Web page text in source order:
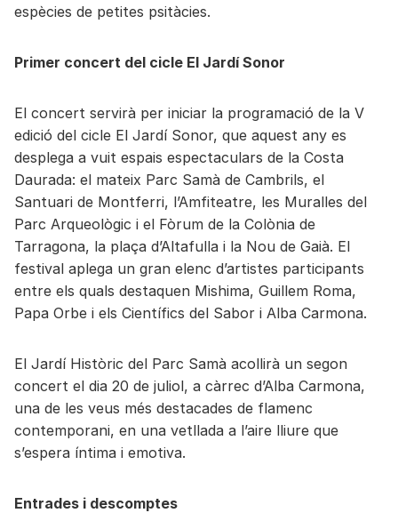
espècies de petites psitàcies.
Primer concert del cicle El Jardí Sonor
El concert servirà per iniciar la programació de la V
edició del cicle El Jardí Sonor, que aquest any es
desplega a vuit espais espectaculars de la Costa
Daurada: el mateix Parc Samà de Cambrils, el
Santuari de Montferri, l’Amfiteatre, les Muralles del
Parc Arqueològic i el Fòrum de la Colònia de
Tarragona, la plaça d’Altafulla i la Nou de Gaià. El
festival aplega un gran elenc d’artistes participants
entre els quals destaquen Mishima, Guillem Roma,
Papa Orbe i els Científics del Sabor i Alba Carmona.
El Jardí Històric del Parc Samà acollirà un segon
concert el dia 20 de juliol, a càrrec d’Alba Carmona,
una de les veus més destacades de flamenc
contemporani, en una vetllada a l’aire lliure que
s’espera íntima i emotiva.
Entrades i descomptes